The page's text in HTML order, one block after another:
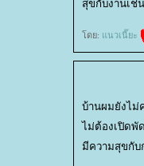
สุขกับงานเช่
ดย: นวเนี๊ยะ
บ้านผมยังไม่
ไม่ต้องเปิดพั
มีความสุขกับ